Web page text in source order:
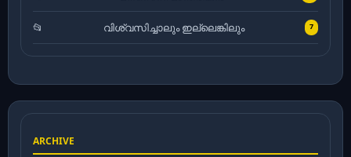
വിശ്വസിച്ചാലും ഇല്ലെങ്കിലും 7
ARCHIVE